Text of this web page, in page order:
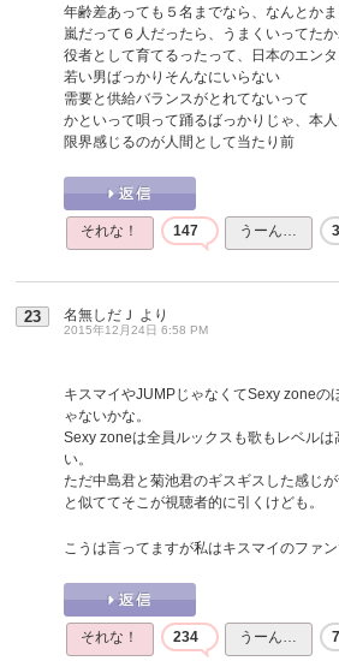
年齢差あっても５名までなら、なんとか
嵐だって６人だったら、うまくいってた
役者として育てるったって、日本のエン
若い男ばっかりそんなにいらない
需要と供給バランスがとれてないって
かといって唄って踊るばっかりじゃ、本
限界感じるのが人間として当たり前
それな！ 147 うーん…
23 名無しだＪ より
2015年12月24日 6:58 PM
キスマイやJUMPじゃなくてSexy zoneの
ゃないかな。
Sexy zoneは全員ルックスも歌もレベルは
い。
ただ中島君と菊池君のギスギスした感じ
と似ててそこが視聴者的に引くけども。
こうは言ってますが私はキスマイのファ
それな！ 234 うーん…